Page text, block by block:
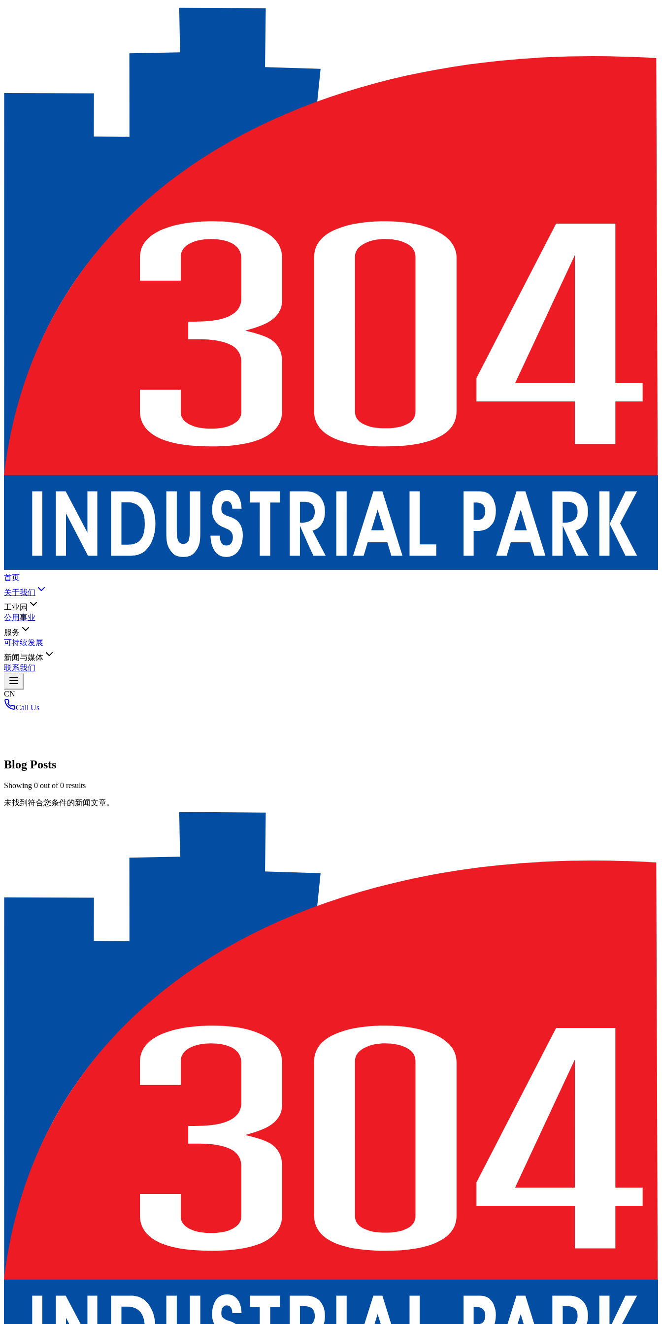
首页
关于我们
工业园
公用事业
服务
可持续发展
新闻与媒体
联系我们
CN
Call Us
Blog Posts
Showing 0 out of0 results
未找到符合您条件的新闻文章。